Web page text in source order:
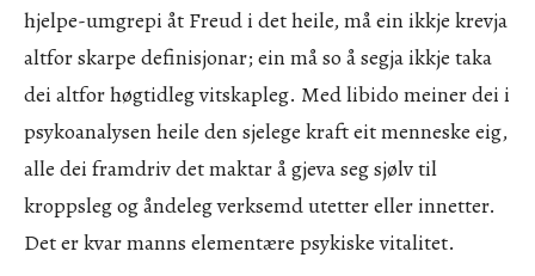
hjelpe-umgrepi åt Freud i det heile, må ein ikkje krevja
altfor skarpe definisjonar; ein må so å segja ikkje taka
dei altfor høgtidleg vitskapleg. Med libido meiner dei i
psykoanalysen heile den sjelege kraft eit menneske eig,
alle dei framdriv det maktar å gjeva seg sjølv til
kroppsleg og åndeleg verksemd utetter eller innetter.
Det er kvar manns elementære psykiske vitalitet.